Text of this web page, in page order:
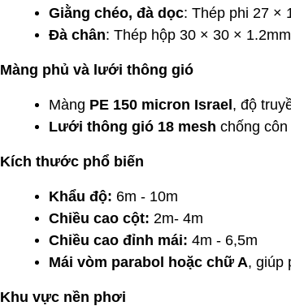
Giằng chéo, đà dọc: Thép phi 27 ×
Đà chân: Thép hộp 30 × 30 ×
Màng phủ và lưới thông gió
Màng PE 150 micron Israel , độ
Lưới thông gió 18 mesh chống
Kích thước phổ biến
Khẩu độ: 6m - 10m
Chiều cao cột: 2m- 4m
Chiều cao đỉnh mái: 4m - 6,5m
Mái vòm parabol hoặc chữ A, giúp
Khu vực nền phơi